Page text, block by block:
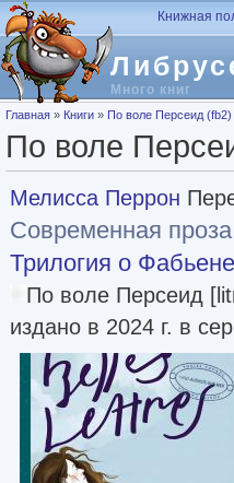
Перейти к основному содержанию
Много книг
Книжная
Вы здесь
Главная » Книги » По воле Персеид (fb2)
По воле
Мелисса Перрон
Современная проза
Трилогия о
По воле Персеид
издано в 2024 г. в